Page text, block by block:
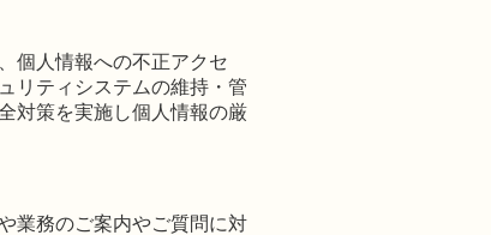
個人情報への不正アクセ
リティシステムの維持・管
対策を実施し個人情報の厳
業務のご案内やご質問に対